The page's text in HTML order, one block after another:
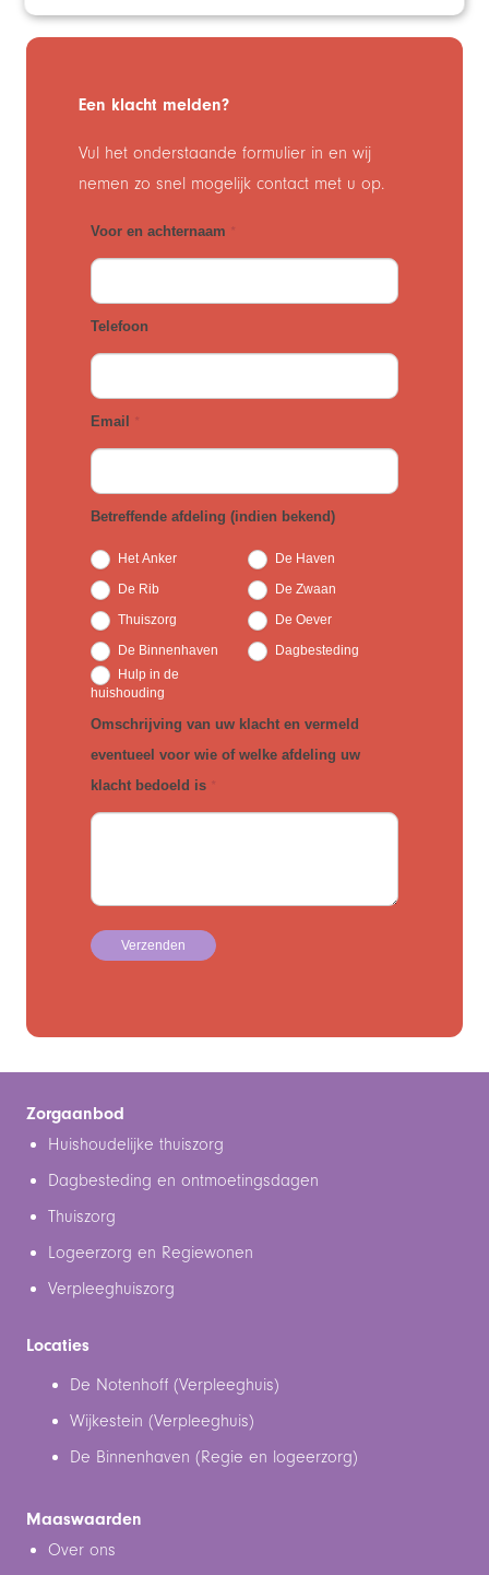
Een klacht melden?
Vul het onderstaande formulier in en wij
nemen zo snel mogelijk contact met u op.
Klachtenformulier
Voor en achternaam *
Telefoon
Email *
Betreffende afdeling (indien bekend)
Het Anker
De Haven
De Rib
De Zwaan
Thuiszorg
De Oever
De Binnenhaven
Dagbesteding
Hulp in de
huishouding
Omschrijving van uw klacht en vermeld
eventueel voor wie of welke afdeling uw
klacht bedoeld is *
Verzenden
Zorgaanbod
Huishoudelijke thuiszorg
Dagbesteding en ontmoetingsdagen
Thuiszorg
Logeerzorg en Regiewonen
Verpleeghuiszorg
Locaties
De Notenhoff (Verpleeghuis)
Wijkestein (Verpleeghuis)
De Binnenhaven (Regie en logeerzorg)
Maaswaarden
Over ons